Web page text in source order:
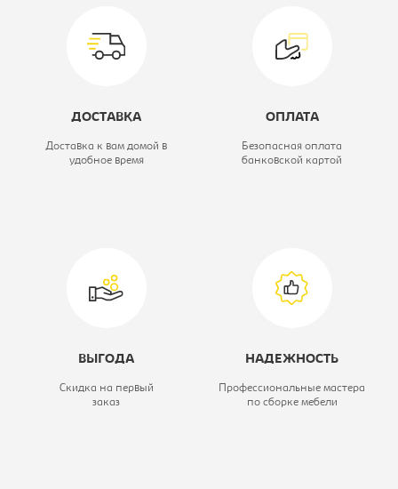
хром
Кресло
ДОСТАВКА
Доставка к вам домой в
удобное время
ОПЛАТА
Безопасная оплата
банковской картой
ВЫГОДА
Скидка на первый
заказ
НАДЕЖНОСТЬ
Профессиональные мастера
по сборке мебели